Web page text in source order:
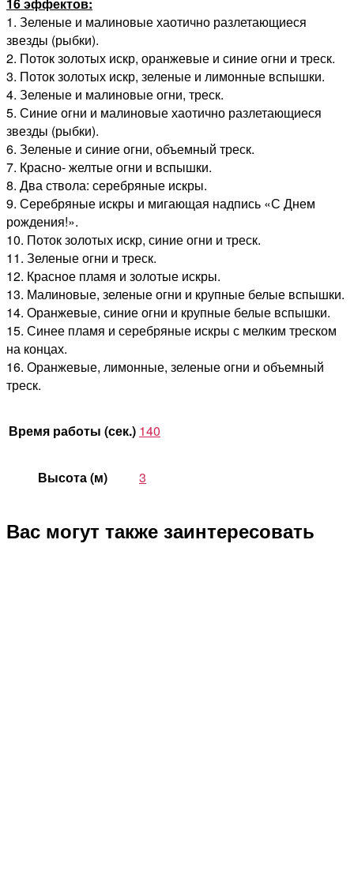
1. Зеленые и малиновые хаотично разлетающиеся
звезды (рыбки).
2. Поток золотых искр, оранжевые и синие огни и треск.
3. Поток золотых искр, зеленые и лимонные вспышки.
4. Зеленые и малиновые огни, треск.
5. Синие огни и малиновые хаотично разлетающиеся
звезды (рыбки).
6. Зеленые и синие огни, объемный треск.
7. Красно- желтые огни и вспышки.
8. Два ствола: серебряные искры.
9. Серебряные искры и мигающая надпись «С Днем
рождения!».
10. Поток золотых искр, синие огни и треск.
11. Зеленые огни и треск.
12. Красное пламя и золотые искры.
13. Малиновые, зеленые огни и крупные белые вспышки.
14. Оранжевые, синие огни и крупные белые вспышки.
15. Синее пламя и серебряные искры с мелким треском
на концах.
16. Оранжевые, лимонные, зеленые огни и объемный
треск.
Время работы (сек.) 140
Высота (м) 3
Вас могут также заинтересовать